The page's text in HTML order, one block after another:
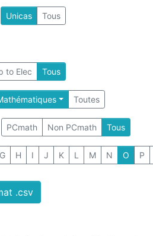
Unicas Tous
to Elec Tous
Toutes
PCmath Non PCmath Tous
G H I J K L M N O P
.csv